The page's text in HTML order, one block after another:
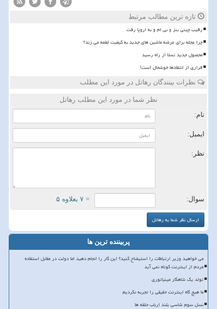
تازه ترین مطالب مرتبط
رقیب چینی بنز و بی ام و به اروپا رفت
چرا عجله برای عرضه ماشین های جدید به کیفیت لطمه می زند؟
محصول جدید تسلا از راه رسید
فراری از انتقادها خوشحال است!
نظرات بینندگان رهاتل در مورد این مطلب
نظر شما در مورد این مطلب رهاتل
نام:
ایمیل:
نظر:
سوال: = ۷ بعلاوه ۵
پربیننده ترین ها
می خواهید وزیر ارتباطات را استیضاح کنید؟ این کار را انجام دهید اما دولت در مقابل استفاده
مردم از اینترنت کوتاه نمی آید
تولد یک شاهکار مینیاتوری
ما هیچ گاه اینترنت حقیقی را تجربه نکردیم
نسل سوم شاسی بلند ارباب حلقه ها